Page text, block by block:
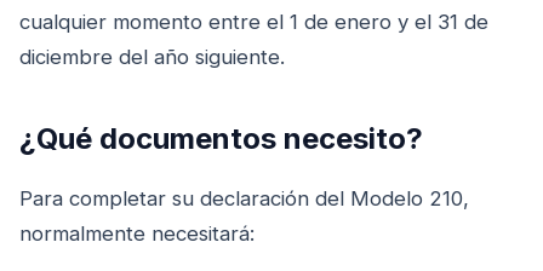
cualquier momento entre el 1 de enero y el 31 de
diciembre del año siguiente.
¿Qué documentos necesito?
Para completar su declaración del Modelo 210,
normalmente necesitará: